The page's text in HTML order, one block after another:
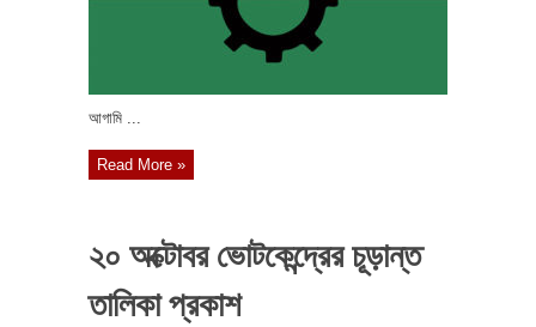
আগামি ...
Read More »
২০ অক্টোবর ভোটকেন্দ্রের চূড়ান্ত
তালিকা প্রকাশ